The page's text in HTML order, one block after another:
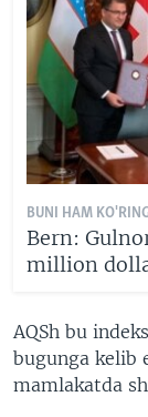
BUNI HAM
Bern:
million
AQSh bu
bugunga kelib
mamlakatda